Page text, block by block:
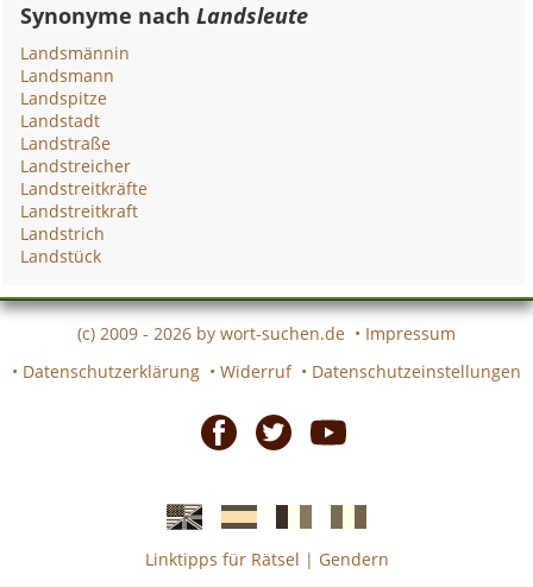
Synonyme nachLandsleute
Landsmännin
Landsmann
Landspitze
Landstadt
Landstraße
Landstreicher
Landstreitkräfte
Landstreitkraft
Landstrich
Landstück
(c) 2009 - 2026 by wort-suchen.de • Impressum
• Datenschutzerklärung • Widerruf • Datenschutzeinstellungen
EnglischeSpanischefranzösicheitalienische
Linktipps für Rätsel | Gendern